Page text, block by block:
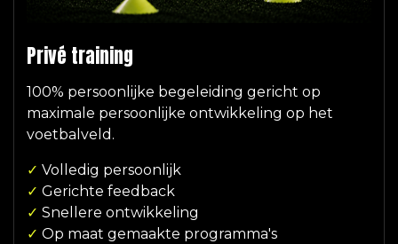
Privé training
100% persoonlijke begeleiding gericht op
maximale persoonlijke ontwikkeling op het
voetbalveld.
✓ Volledig persoonlijk
✓ Gerichte feedback
✓ Snellere ontwikkeling
✓ Op maat gemaakte programma's